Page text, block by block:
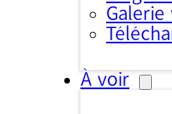
Galerie
À voir